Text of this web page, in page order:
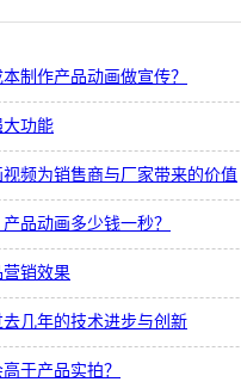
制作产品动画做宣传？
大功能
频为销售商与厂家带来的价值
品动画多少钱一秒？
销效果
几年的技术进步与创新
于产品实拍？